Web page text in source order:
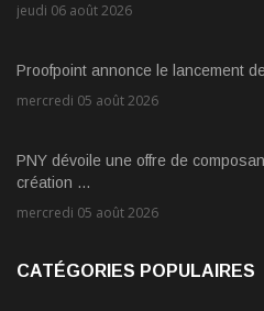
jeudi 06 août 2026
Proofpoint annonce le lancement
mercredi 05 août 2026
PNY dévoile une offre de
création ...
mercredi 05 août 2026
CATÉGORIES POPULAIRES